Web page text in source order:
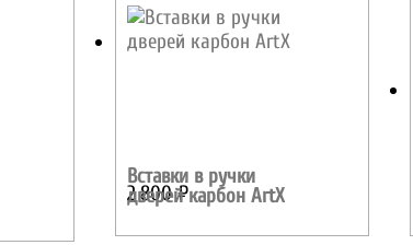
Вставки в ручки
дверей карбон ArtX
2 800₽